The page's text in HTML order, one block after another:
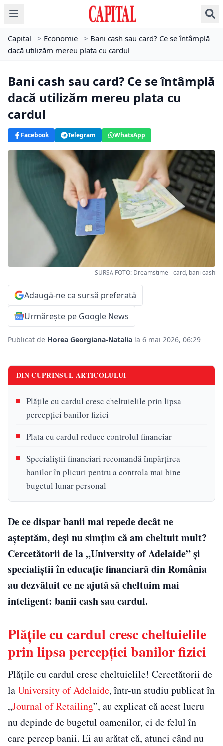
Capital > Economie > Bani cash sau card? Ce se întâmplă
dacă utilizăm mereu plata cu cardul
Bani cash sau card? Ce se întâmplă
dacă utilizăm mereu plata cu
cardul
Facebook Telegram WhatsApp
SURSA FOTO: Dreamstime - card, bani cash
Adaugă-ne ca sursă preferată
Urmărește pe Google News
Publicat de Horea Georgiana-Natalia la 6 mai 2026, 06:29
DIN CUPRINSUL ARTICOLULUI
Plățile cu cardul cresc cheltuielile prin lipsa
percepției banilor fizici
Plata cu cardul reduce controlul financiar
Specialiștii financiari recomandă împărțirea
banilor în plicuri pentru a controla mai bine
bugetul lunar personal
De ce dispar banii mai repede decât ne
așteptăm, deși nu simțim că am cheltuit mult?
Cercetătorii de la „University of Adelaide” și
specialiștii în educație financiară din România
au dezvăluit ce ne ajută să cheltuim mai
inteligent: banii cash sau cardul.
Plățile cu cardul cresc cheltuielile
prin lipsa percepției banilor fizici
Plățile cu cardul cresc cheltuielile! Cercetătorii de
laUniversity of Adelaide, într-un studiu publicat în
„Journal of Retailing”, au explicat că acest lucru
nu depinde de bugetul oamenilor, ci de felul în
care percep banii. Ei au arătat că, atunci când nu